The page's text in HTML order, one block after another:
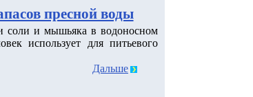
пресной воды
соли и мышьяка в водоносном
использует для питьевого
Дальше